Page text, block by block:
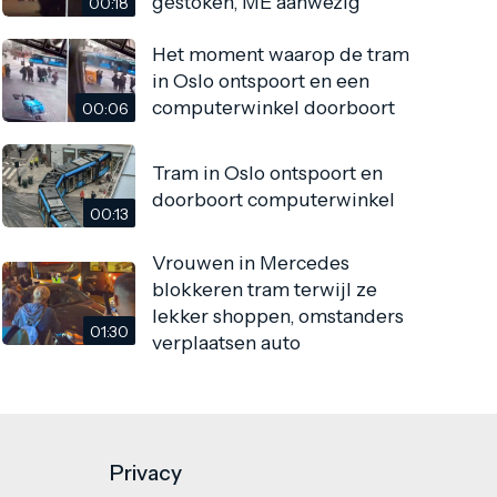
00:06
Het moment waarop de tram
in Oslo ontspoort en een
computerwinkel doorboort
00:13
Tram in Oslo ontspoort en
doorboort computerwinkel
01:30
Vrouwen in Mercedes
blokkeren tram terwijl ze
lekker shoppen, omstanders
verplaatsen auto
Privacy